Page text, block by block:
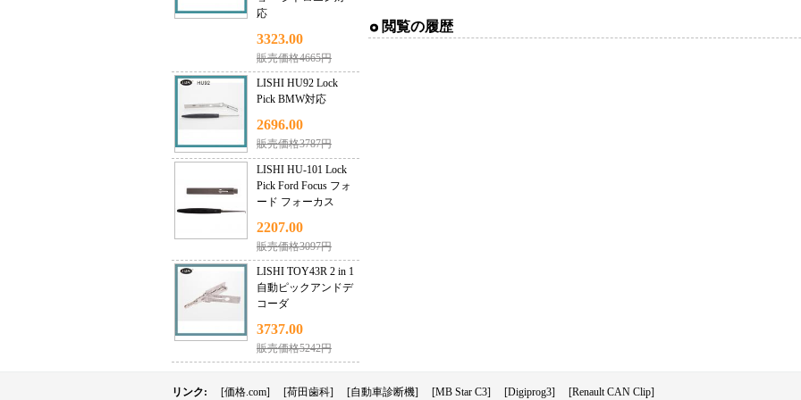
応
3323.00
販売価格4665円
LISHI HU92 Lock
Pick BMW対応
2696.00
販売価格3787円
LISHI HU-101 Lock
Pick Ford Focus フォ
ード フォーカス
2207.00
販売価格3097円
LISHI TOY43R 2 in 1
自動ピックアンドデ
コーダ
3737.00
販売価格5242円
indicator
閲覧の履歴
リンク: [価格.com] [荷田歯科] [自動車診断機] [MB Star C3] [Digiprog3] [Renault CAN Clip]